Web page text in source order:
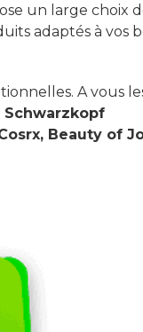
un large choix
adaptés à vos
A vous
Schwarzkopf
Beauty of